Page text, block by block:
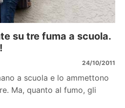
su tre fuma a scuola.
24/10/2011
a scuola e lo ammettono
Ma, quanto al fumo, gli